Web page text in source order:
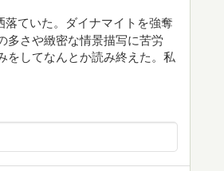
ていた。ダイナマイトを強奪
多さや緻密な情景描写に苦労
をしてなんとか読み終えた。私